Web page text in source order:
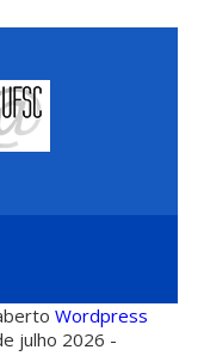
Wordpress
julho 2026 -